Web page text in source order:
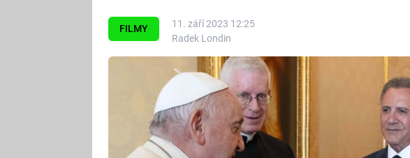
FILMY
11. září 2023 12:25
Radek Londin